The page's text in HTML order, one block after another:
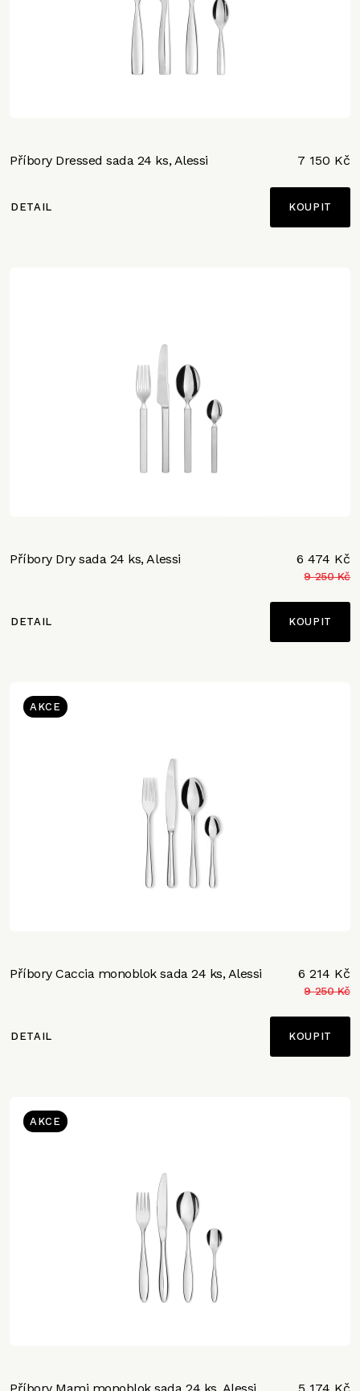
Příbory Dressed sada 24 ks, Alessi 7 150 Kč
DETAIL
Příbory Dry sada 24 ks, Alessi 6 474 Kč
9 250 Kč
DETAIL
AKCE
Příbory Caccia monoblok sada 24 ks, Alessi 6 214 Kč
9 250 Kč
DETAIL
AKCE